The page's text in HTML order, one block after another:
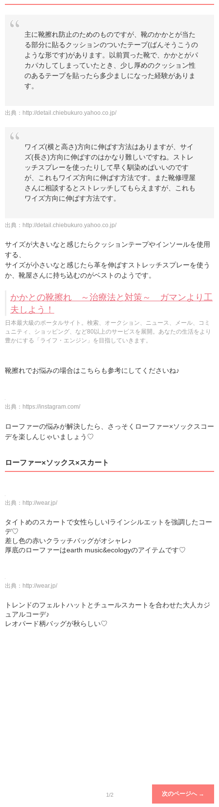
主に靴擦れ防止のためのものですが、靴のかかとが当た
る部分に貼るクッションのついたテープ(ばんそうこうの
ような形です)があります。以前買った靴で、かかとがパ
カパカしてしまっていたとき、少し厚めのクッション性
のあるテープを貼ったら多少ましになった経験がありま
す。
出典： http://detail.chiebukuro.yahoo.co.jp/
ワイズ(横と高さ)方向に伸ばす方法はありますが、サイ
ズ(長さ)方向に伸ばすのはかなり難しいですね。ストレ
ッチスプレーを使ったりして早く馴染めばいいのです
が、これもワイズ方向に伸ばす方法です。また靴修理屋
さんに相談するとストレッチしてもらえますが、これも
ワイズ方向に伸ばす方法です。
出典： http://detail.chiebukuro.yahoo.co.jp/
サイズが大きいなと感じたらクッションテープやインソールを使用
する、
サイズが小さいなと感じたら革を伸ばすストレッチスプレーを使う
か、靴屋さんに持ち込むのがベストのようです。
かかとの靴擦れ ～治療法と対策～ ガマンより工
夫しよう！
日本最大級のポータルサイト。検索、オークション、ニュース、メール、コミ
ュニティ、ショッピング、など80以上のサービスを展開。あなたの生活をより
豊かにする「ライフ・エンジン」を目指していきます。
靴擦れでお悩みの場合はこちらも参考にしてくださいね♪
出典： https://instagram.com/
ローファーの悩みが解決したら、さっそくローファー×ソックスコー
デを楽しんじゃいましょう♡
ローファー×ソックス×スカート
出典： http://wear.jp/
タイトめのスカートで女性らしいIラインシルエットを強調したコー
デ♡
差し色の赤いクラッチバッグがオシャレ♪
厚底のローファーはearth music&ecologyのアイテムです♡
出典： http://wear.jp/
トレンドのフェルトハットとチュールスカートを合わせた大人カジ
ュアルコーデ♪
レオパード柄バッグが秋らしい♡
1/2 次のページへ →